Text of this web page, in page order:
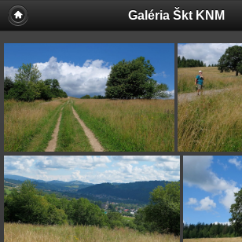
Galéria Škt KNM